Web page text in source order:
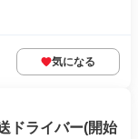
気になる
ドライバー(開始